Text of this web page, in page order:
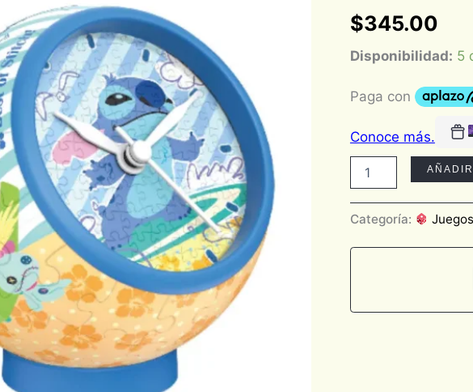
$345.00
Disponibilidad: 5
las
Disney
Piezas
De
cantidad
Categoría: